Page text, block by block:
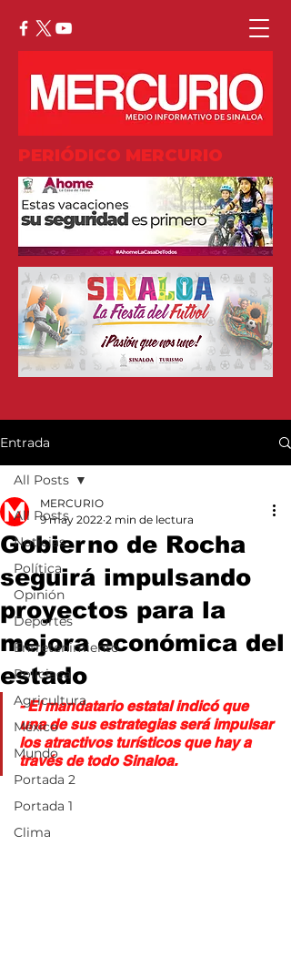
PERIÓDICO MERCURIO
Entrada
All Posts
Noticias
Política
Opinión
Deportes
Entretenimiento
Policiaca
Agricultura
México
Mundo
Portada 2
Portada 1
Clima
All Posts
Gobierno de Rocha
seguirá impulsando
proyectos para la
mejora económica del
estado
MERCURIO
9 may 2022 2 min de lectura
- El mandatario estatal indicó que
una de sus estrategias será impulsar
los atractivos turísticos que hay a
través de todo Sinaloa.